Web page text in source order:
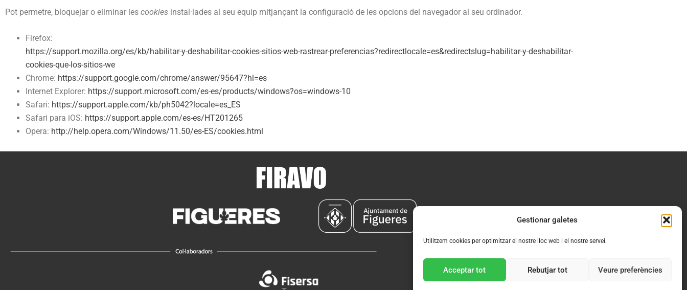
Gestionar galetes
Utilitzem cookies per optimitzar el nostre lloc web i el nostre servei.
Acceptar tot Rebutjar tot Veure preferències
Pot permetre, bloquejar o eliminar les cookies instal·lades al seu equip mitjançant la configuració de les opcions del navegador al seu ordinador.
Firefox:
https://support.mozilla.org/es/kb/habilitar-y-deshabilitar-cookies-sitios-web-rastrear-preferencias?redirectlocale=es&redirectslug=habilitar-y-deshabilitar-
cookies-que-los-sitios-we
Chrome: https://support.google.com/chrome/answer/95647?hl=es
Internet Explorer: https://support.microsoft.com/es-es/products/windows?os=windows-10
Safari: https://support.apple.com/kb/ph5042?locale=es_ES
Safari para iOS: https://support.apple.com/es-es/HT201265
Opera: http://help.opera.com/Windows/11.50/es-ES/cookies.html